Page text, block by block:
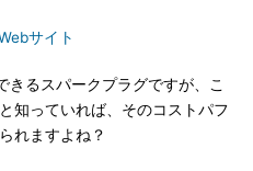
サイト
るスパークプラグですが、こ
知っていれば、そのコストパフ
れますよね？